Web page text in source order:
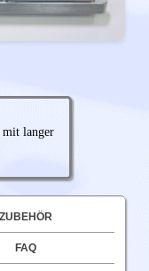
mit langer
ZUBEHÖR
FAQ